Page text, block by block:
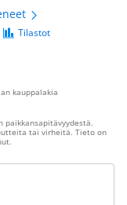
Tilastot
kauppalakia
tai virheitä. Tieto on